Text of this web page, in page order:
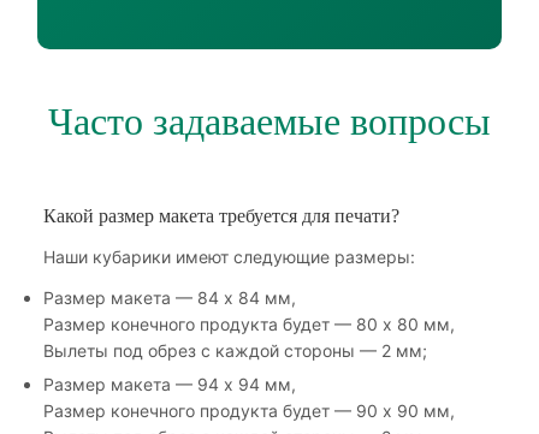
Часто задаваемые вопросы
Какой размер макета требуется для печати?
Наши кубарики имеют следующие размеры:
Размер макета — 84 х 84 мм,
Размер конечного продукта будет — 80 х 80 мм,
Вылеты под обрез с каждой стороны — 2 мм;
Размер макета — 94 х 94 мм,
Размер конечного продукта будет — 90 х 90 мм,